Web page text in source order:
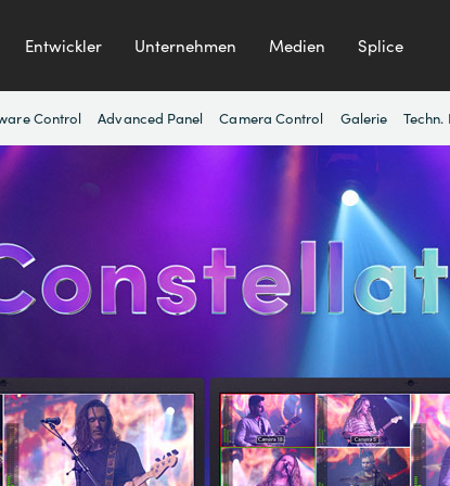
Entwickler Unternehmen Medien Splice
Control Advanced Panel Camera Control Galerie Techn.